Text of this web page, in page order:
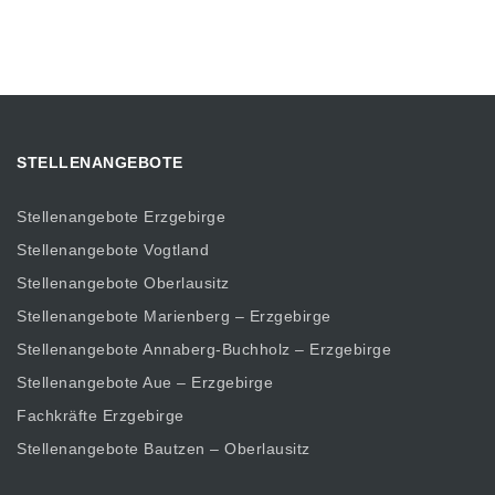
STELLENANGEBOTE
Stellenangebote Erzgebirge
Stellenangebote Vogtland
Stellenangebote Oberlausitz
Stellenangebote Marienberg – Erzgebirge
Stellenangebote Annaberg-Buchholz – Erzgebirge
Stellenangebote Aue – Erzgebirge
Fachkräfte Erzgebirge
Stellenangebote Bautzen – Oberlausitz